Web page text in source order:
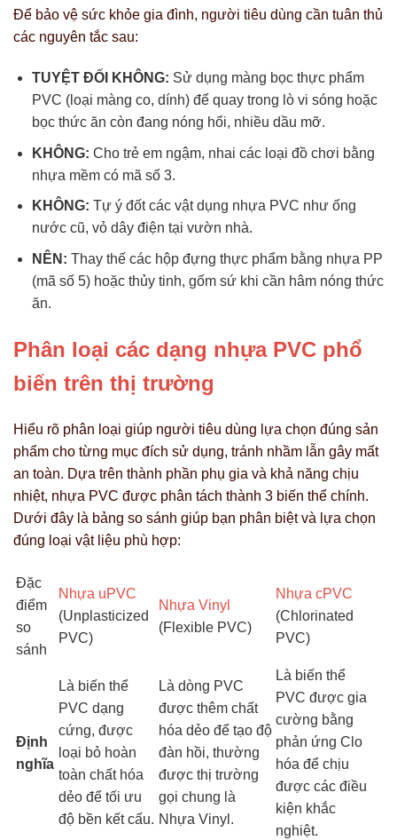
Để bảo vệ sức khỏe gia đình, người tiêu dùng cần tuân thủ
các nguyên tắc sau:
TUYỆT ĐỐI KHÔNG: Sử dụng màng bọc thực phẩm
PVC (loại màng co, dính) để quay trong lò vi sóng hoặc
bọc thức ăn còn đang nóng hổi, nhiều dầu mỡ.
KHÔNG: Cho trẻ em ngậm, nhai các loại đồ chơi bằng
nhựa mềm có mã số 3.
KHÔNG: Tự ý đốt các vật dụng nhựa PVC như ống
nước cũ, vỏ dây điện tại vườn nhà.
NÊN: Thay thế các hộp đựng thực phẩm bằng nhựa PP
(mã số 5) hoặc thủy tinh, gốm sứ khi cần hâm nóng thức
ăn.
Phân loại các dạng nhựa PVC phổ
biến trên thị trường
Hiểu rõ phân loại giúp người tiêu dùng lựa chọn đúng sản
phẩm cho từng mục đích sử dụng, tránh nhầm lẫn gây mất
an toàn. Dựa trên thành phần phụ gia và khả năng chịu
nhiệt, nhựa PVC được phân tách thành 3 biến thể chính.
Dưới đây là bảng so sánh giúp bạn phân biệt và lựa chọn
đúng loại vật liệu phù hợp:
Đặc
điểm
so
sánh
Nhựa uPVC
(Unplasticized
PVC)
Nhựa Vinyl
(Flexible PVC)
Nhựa cPVC
(Chlorinated
PVC)
Định
nghĩa
Là biến thể
PVC dạng
cứng, được
loại bỏ hoàn
toàn chất hóa
dẻo để tối ưu
độ bền kết cấu.
Là dòng PVC
được thêm chất
hóa dẻo để tạo độ
đàn hồi, thường
được thị trường
gọi chung là
Nhựa Vinyl.
Là biến thể
PVC được gia
cường bằng
phản ứng Clo
hóa để chịu
được các điều
kiện khắc
nghiệt.